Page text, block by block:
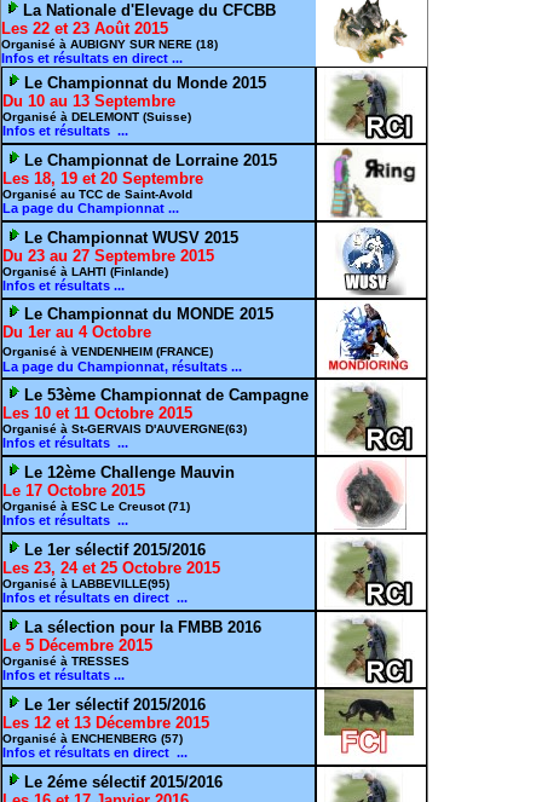
La Nationale d'Elevage du CFCBB
Les 22 et 23 Août 2015
Organisé à AUBIGNY SUR NERE (18)
Infos et résultats en direct ...
Le Championnat du Monde 2015
Du 10 au 13 Septembre
Organisé à DELEMONT (Suisse)
Infos et résultats ...
Le Championnat de Lorraine 2015
Les 18, 19 et 20 Septembre
Organisé au TCC de Saint-Avold
La page du Championnat ...
Le Championnat WUSV 2015
Du 23 au 27 Septembre 2015
Organisé à LAHTI (Finlande)
Infos et résultats ...
Le Championnat du MONDE 2015
Du 1er au 4 Octobre
Organisé à VENDENHEIM (FRANCE)
La page du Championnat, résultats ...
Le 53ème Championnat de Campagne
Les 10 et 11 Octobre 2015
Organisé à St-GERVAIS D'AUVERGNE(63)
Infos et résultats ...
Le 12ème Challenge Mauvin
Le 17 Octobre 2015
Organisé à ESC Le Creusot (71)
Infos et résultats ...
Le 1er sélectif 2015/2016
Les 23, 24 et 25 Octobre 2015
Organisé à LABBEVILLE(95)
Infos et résultats en direct ...
La sélection pour la FMBB 2016
Le 5 Décembre 2015
Organisé à TRESSES
Infos et résultats ...
Le 1er sélectif 2015/2016
Les 12 et 13 Décembre 2015
Organisé à ENCHENBERG (57)
Infos et résultats en direct ...
Le 2éme sélectif 2015/2016